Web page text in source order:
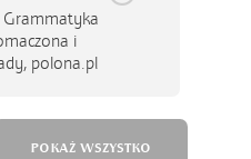
Grammatyka
i
polona.pl
POKAŻ WSZYSTKO